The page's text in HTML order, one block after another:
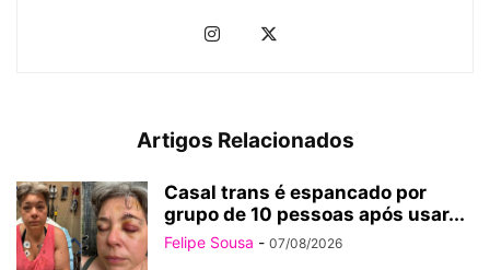
Artigos Relacionados
Casal trans é espancado por
grupo de 10 pessoas após usar...
Felipe Sousa - 07/08/2026